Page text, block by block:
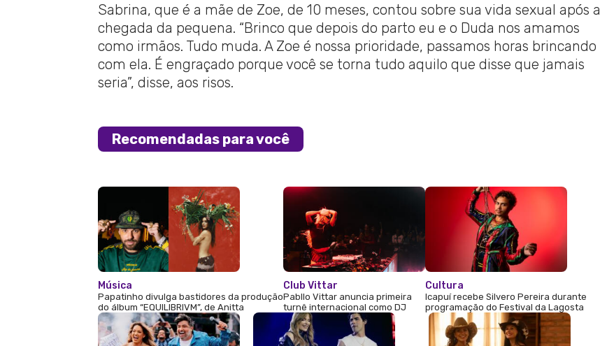
Sabrina, que é a mãe de Zoe, de 10 meses, contou sobre sua vida sexual após a
chegada da pequena. “Brinco que depois do parto eu e o Duda nos amamos
como irmãos. Tudo muda. A Zoe é nossa prioridade, passamos horas brincando
com ela. É engraçado porque você se torna tudo aquilo que disse que jamais
seria”, disse, aos risos.
Recomendadas para você
Música
Papatinho divulga bastidores da produção
do álbum “EQUILIBRIVM”, de Anitta
Club Vittar
Pabllo Vittar anuncia primeira
turnê internacional como DJ
Cultura
Icapuí recebe Silvero Pereira durante
programação do Festival da Lagosta